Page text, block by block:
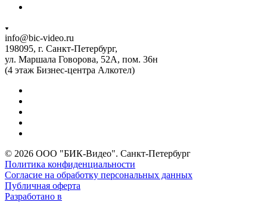
info@bic-video.ru
198095, г. Санкт-Петербург,
ул. Маршала Говорова, 52А, пом. 36н
(4 этаж Бизнес-центра Алкотел)
© 2026 ООО "БИК-Видео". Санкт-Петербург
Политика конфиденциальности
Согласие на обработку персональных данных
Публичная оферта
Разработано в